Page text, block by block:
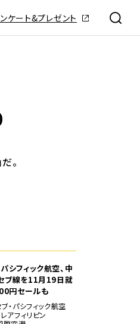
ケート&プレゼント
。
パシフィック航空、中
ブ線を11月19日就
円セールも
・パシフィック航空
アフィリピン